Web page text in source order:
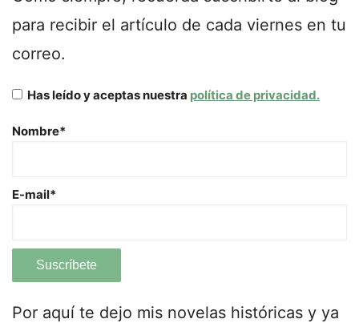
para recibir el artículo de cada viernes en tu
correo.
Has leído y aceptas nuestra política de privacidad.
Nombre*
E-mail*
Por aquí te dejo mis novelas históricas y ya